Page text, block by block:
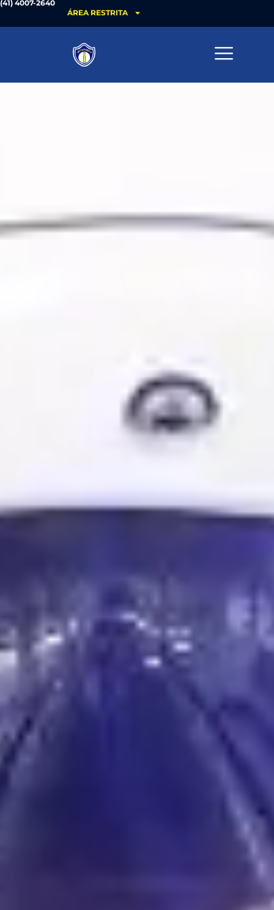
(41) 4007-2640
ÁREA RESTRITA